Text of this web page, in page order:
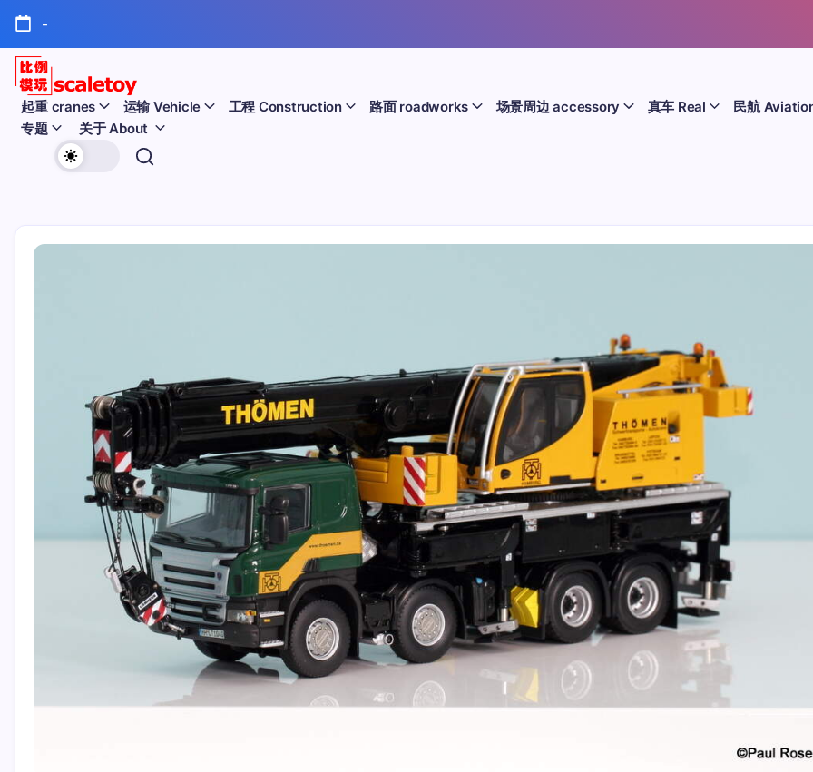
正
-
比
例
玩
起重 cranes 运输 Vehicle 工程 Construction 路面 roadworks 场景周边 accessory 真车 Real
民航
专题
关于 About
比